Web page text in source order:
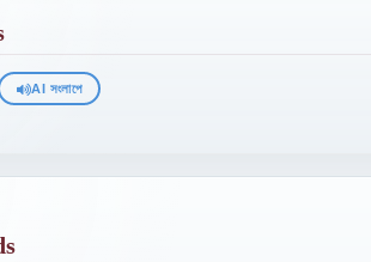
AI সংলাপে